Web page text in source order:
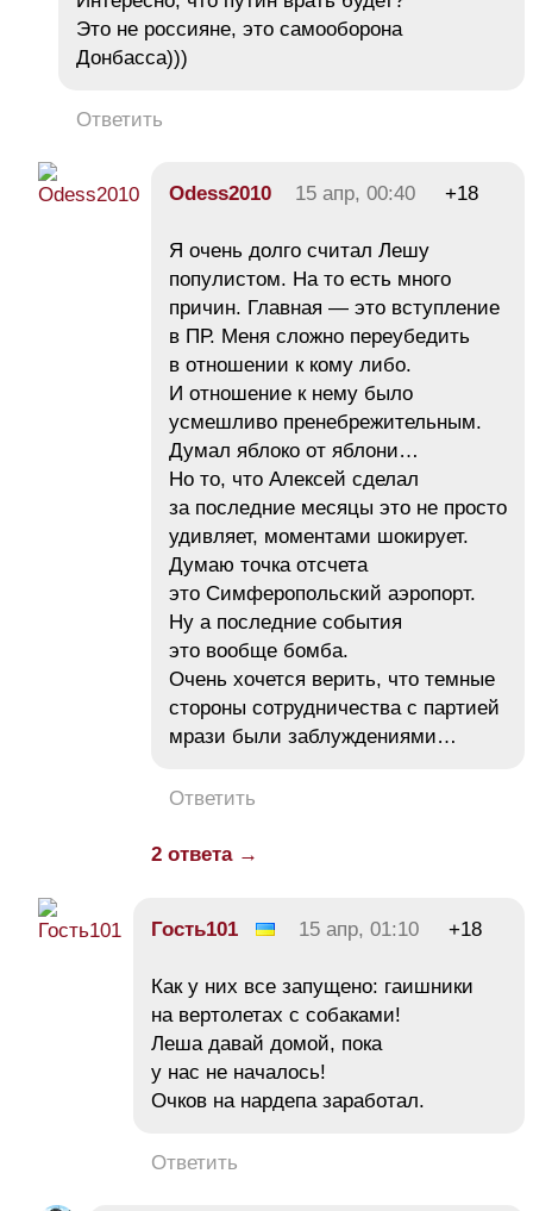
Это не россияне, это самооборона
Донбасса)))
Ответить
Odess2010 15 апр, 00:40 +18
Я очень долго считал Лешу
популистом. На то есть много
причин. Главная — это вступление
в ПР. Меня сложно переубедить
в отношении к кому либо.
И отношение к нему было
усмешливо пренебрежительным.
Думал яблоко от яблони…
Но то, что Алексей сделал
за последние месяцы это не просто
удивляет, моментами шокирует.
Думаю точка отсчета
это Симферопольский аэропорт.
Ну а последние события
это вообще бомба.
Очень хочется верить, что темные
стороны сотрудничества с партией
мрази были заблуждениями…
Ответить
2 ответа →
Гость101 15 апр, 01:10 +18
Как у них все запущено: гаишники
на вертолетах с собаками!
Леша давай домой, пока
у нас не началось!
Очков на нардепа заработал.
Ответить